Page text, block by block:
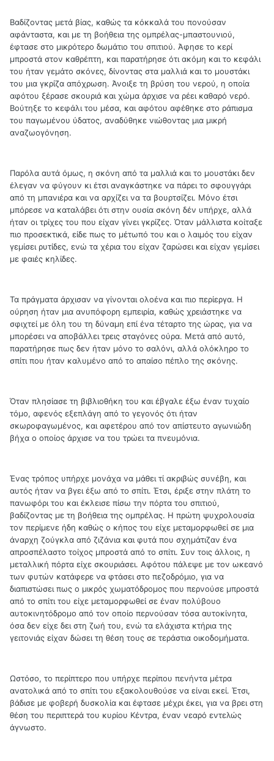
Βαδίζοντας μετά βίας, καθώς τα κόκκαλά του πονούσαν
αφάνταστα, και με τη βοήθεια της ομπρέλας-μπαστουνιού,
έφτασε στο μικρότερο δωμάτιο του σπιτιού. Άφησε το κερί
μπροστά στον καθρέπτη, και παρατήρησε ότι ακόμη και το κεφάλι
του ήταν γεμάτο σκόνες, δίνοντας στα μαλλιά και το μουστάκι
του μια γκρίζα απόχρωση. Άνοιξε τη βρύση του νερού, η οποία
αφότου ξέρασε σκουριά και χώμα άρχισε να ρέει καθαρό νερό.
Βούτηξε το κεφάλι του μέσα, και αφότου αφέθηκε στο ράπισμα
του παγωμένου ύδατος, αναδύθηκε νιώθοντας μια μικρή
αναζωογόνηση.
Παρόλα αυτά όμως, η σκόνη από τα μαλλιά και το μουστάκι δεν
έλεγαν να φύγουν κι έτσι αναγκάστηκε να πάρει το σφουγγάρι
από τη μπανιέρα και να αρχίζει να τα βουρτσίζει. Μόνο έτσι
μπόρεσε να καταλάβει ότι στην ουσία σκόνη δέν υπήρχε, αλλά
ήταν οι τρίχες του που είχαν γίνει γκρίζες. Όταν μάλλιστα κοίταξε
πιο προσεκτικά, είδε πως το μέτωπό του και ο λαιμός του είχαν
γεμίσει ρυτίδες, ενώ τα χέρια του είχαν ζαρώσει και είχαν γεμίσει
με φαιές κηλίδες.
Τα πράγματα άρχισαν να γίνονται ολοένα και πιο περίεργα. Η
ούρηση ήταν μια ανυπόφορη εμπειρία, καθώς χρειάστηκε να
σφιχτεί με όλη του τη δύναμη επί ένα τέταρτο της ώρας, για να
μπορέσει να αποβάλλει τρεις σταγόνες ούρα. Μετά από αυτό,
παρατήρησε πως δεν ήταν μόνο το σαλόνι, αλλά ολόκληρο το
σπίτι που ήταν καλυμένο από το απαίσο πέπλο της σκόνης.
Όταν πλησίασε τη βιβλιοθήκη του και έβγαλε έξω έναν τυχαίο
τόμο, αφενός εξεπλάγη από το γεγονός ότι ήταν
σκωροφαγωμένος, και αφετέρου από τον απίστευτο αγωνιώδη
βήχα ο οποίος άρχισε να του τρώει τα πνευμόνια.
Ένας τρόπος υπήρχε μονάχα να μάθει τί ακριβώς συνέβη, και
αυτός ήταν να βγει έξω από το σπίτι. Έτσι, έριξε στην πλάτη το
πανωφόρι του και έκλεισε πίσω την πόρτα του σπιτιού,
βαδίζοντας με τη βοήθεια της ομπρέλας. Η πρώτη ψυχρολουσία
τον περίμενε ήδη καθώς ο κήπος του είχε μεταμορφωθεί σε μια
άναρχη ζούγκλα από ζιζάνια και φυτά που σχημάτιζαν ένα
απροσπέλαστο τοίχος μπροστά από το σπίτι. Συν τοις άλλοις, η
μεταλλική πόρτα είχε σκουριάσει. Αφότου πάλεψε με τον ωκεανό
των φυτών κατάφερε να φτάσει στο πεζοδρόμιο, για να
διαπιστώσει πως ο μικρός χωματόδρομος που περνούσε μπροστά
από το σπίτι του είχε μεταμορφωθεί σε έναν πολύβουο
αυτοκινητόδρομο από τον οποίο περνούσαν τόσα αυτοκίνητα,
όσα δεν είχε δει στη ζωή του, ενώ τα ελάχιστα κτήρια της
γειτονιάς είχαν δώσει τη θέση τους σε τεράστια οικοδομήματα.
Ωστόσο, το περίπτερο που υπήρχε περίπου πενήντα μέτρα
ανατολικά από το σπίτι του εξακολουθούσε να είναι εκεί. Έτσι,
βάδισε με φοβερή δυσκολία και έφτασε μέχρι έκει, για να βρει στη
θέση του περιπτερά του κυρίου Κέντρα, έναν νεαρό εντελώς
άγνωστο.